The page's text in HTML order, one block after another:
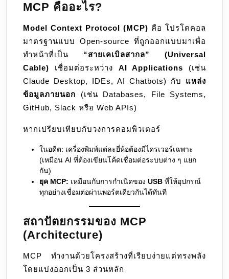
MCP คืออะไร?
Model Context Protocol (MCP) คือ โปรโตคอล
มาตรฐานแบบ Open-source ที่ถูกออกแบบมาเพื่อ
ทำหน้าที่เป็น “สายเคเบิลสากล” (Universal
Cable) เชื่อมต่อระหว่าง AI Applications (เช่น
Claude Desktop, IDEs, AI Chatbots) กับ แหล่ง
ข้อมูลภายนอก (เช่น Databases, File Systems,
GitHub, Slack หรือ Web APIs)
หากเปรียบเทียบกับวงการคอมพิวเตอร์
ในอดีต: เครื่องพิมพ์แต่ละยี่ห้อต้องมีไดรเวอร์เฉพาะ
(เหมือน AI ที่ต้องเขียนโค้ดเชื่อมต่อระบบต่าง ๆ แยก
กัน)
ยุค MCP: เหมือนกับการกำเนิดของ USB ที่ให้อุปกรณ์
ทุกอย่างเชื่อมต่อผ่านพอร์ตเดียวกันได้ทันที
สถาปัตยกรรมของ MCP
(Architecture)
MCP ทำงานด้วยโครงสร้างที่เรียบง่ายแต่ทรงพลัง
โดยแบ่งออกเป็น 3 ส่วนหลัก